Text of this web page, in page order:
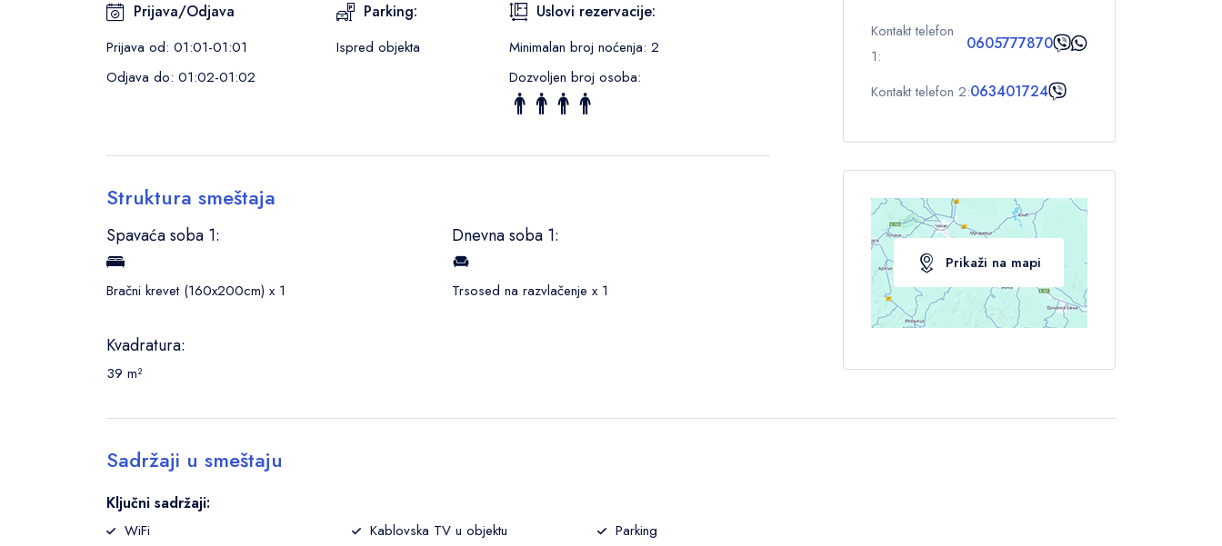
Prijava/Odjava
Prijava od: 01:01-01:01
Odjava do: 01:02-01:02
Parking:
Ispred objekta
Uslovi rezervacije:
Minimalan broj noćenja: 2
Dozvoljen broj osoba:
Struktura smeštaja
Spavaća soba 1:
Bračni krevet (160x200cm) x 1
Dnevna soba 1:
Trsosed na razvlačenje x 1
Kvadratura:
39 m²
OK
Kontakt telefon
1:
0605777870
Kontakt telefon 2:063401724
Prikaži na mapi
Sadržaji u smeštaju
Ključni sadržaji:
WiFi Kablovska TV u objektu Parking